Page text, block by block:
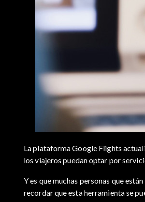
La plataforma Google Flights
los viajeros puedan optar por
Y es que muchas personas que
recordar que esta herramienta se